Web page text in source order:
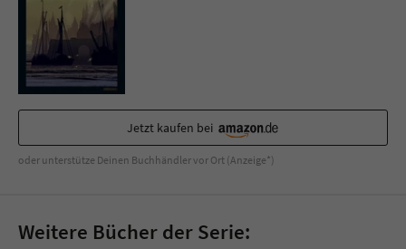
Jetzt kaufen bei
oder unterstütze Deinen Buchhändler vor Ort (Anzeige*)
Weitere Bücher der Serie: